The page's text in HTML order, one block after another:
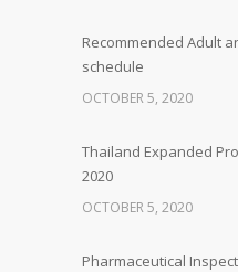
Recommended Adult
schedule
OCTOBER 5, 2020
Thailand Expanded
2020
OCTOBER 5, 2020
Pharmaceutical